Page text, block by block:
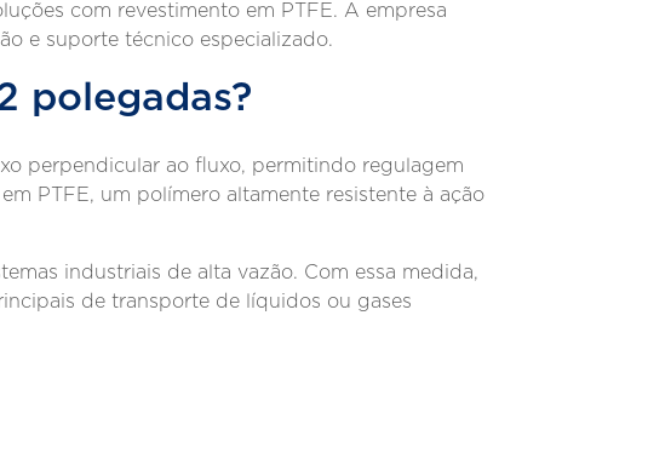
com revestimento em PTFE. A empresa
e suporte técnico especializado.
polegadas?
perpendicular ao fluxo, permitindo regulagem
PTFE, um polímero altamente resistente à ação
industriais de alta vazão. Com essa medida,
de transporte de líquidos ou gases